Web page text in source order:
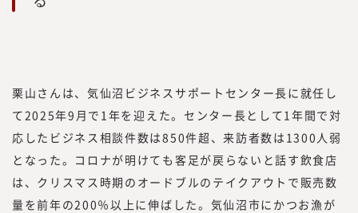
栗山さんは、気仙沼ビジネスサポートセンター長に就任し
て2025年9月で1年を迎えた。センター長として1年間で対
応したビジネス相談件数は850件超、来訪者数は1300人弱
となった。コロナが明けても客足が戻らないと話す飲食店
は、クリスマス時期のオードブルのテイクアウトで販売数
量を前年の200％以上に伸ばした。気仙沼市にかつお漁が